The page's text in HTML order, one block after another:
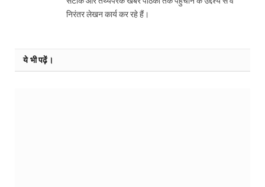
निरंतर लेखन कार्य कर रहे हैं।
ये भी पढ़ें।